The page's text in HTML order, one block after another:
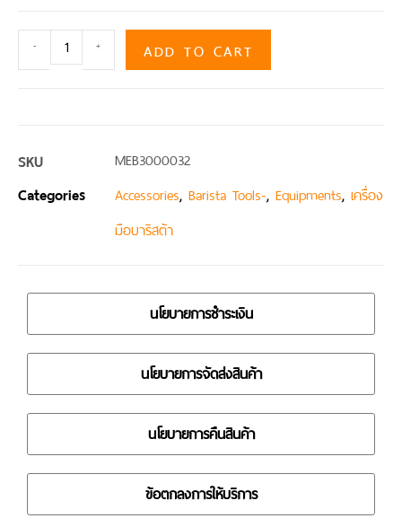
- + ADD TO CART
SKU MEB3000032
Categories Accessories, Barista Tools-, Equipments, เครื่อง
มือบาริสต้า
นโยบายการชำระเงิน
นโยบายการจัดส่งสินค้า
นโยบายการคืนสินค้า
ข้อตกลงการให้บริการ